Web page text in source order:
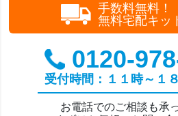
手数料無料！
無料宅配キッ
0120-
受付時間：１１時～１
お電話でのご相談も承